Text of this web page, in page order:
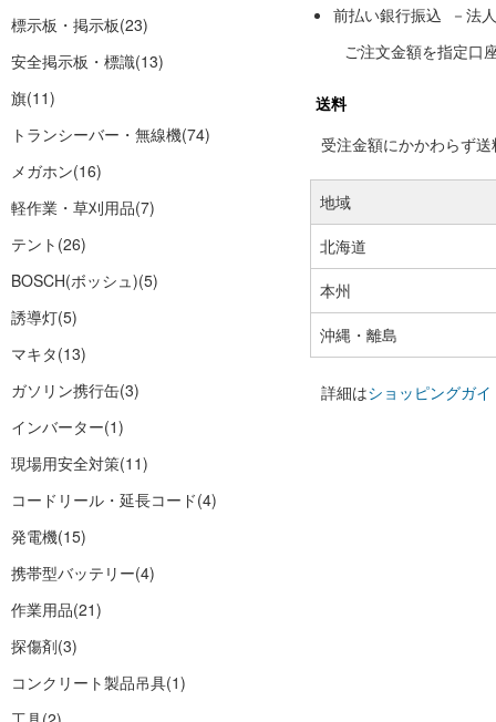
標示板・掲示板(23)
安全掲示板・標識(13)
旗(11)
トランシーバー・無線機(74)
メガホン(16)
軽作業・草刈用品(7)
テント (26)
BOSCH(ボッシュ)(5)
誘導灯(5)
マキタ(13)
ガソリン携行缶(3)
インバーター(1)
現場用安全対策(11)
コードリール・延長コード(4)
発電機(15)
携帯型バッテリー(4)
作業用品(21)
探傷剤(3)
コンクリート製品吊具(1)
前払い銀行振込 －法
ご注文金額を指定口
送料
受注金額にかかわらず
地域
北海道
本州
沖縄・離島
詳細はショッピングガイ